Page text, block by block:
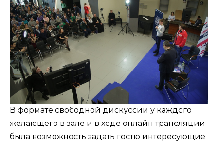
В формате свободной дискуссии у каждого
желающего в зале и в ходе онлайн трансляции
была возможность задать гостю интересующие